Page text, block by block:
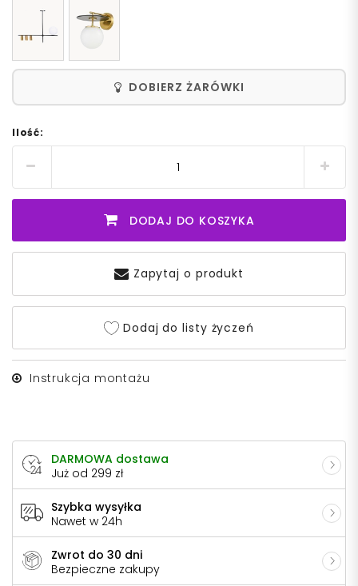
DOBIERZ ŻARÓWKI
Ilość:
DODAJ DO KOSZYKA
Zapytaj o produkt
Dodaj do listy życzeń
Instrukcja montażu
DARMOWA dostawa
Już od 299 zł
Szybka wysyłka
Nawet w 24h
Zwrot do 30 dni
Bezpieczne zakupy